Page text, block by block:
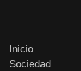
Inicio
Sociedad